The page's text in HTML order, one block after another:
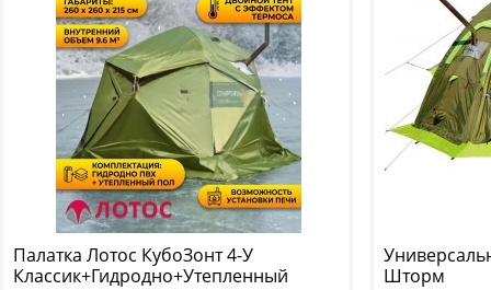
Палатка Лотос КубоЗонт 4-У
Классик+Гидродно+Утепленный
Шторм